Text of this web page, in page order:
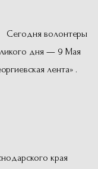
Сегодня волонтеры
дня — 9 Мая
лента» .
края